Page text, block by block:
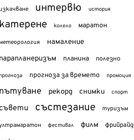
интервю история
колело маратон
намаление
планина полезно
прогноза за времето промоция
рекорд снимки спорт
състезание туризъм
фестивал филм фрийрайд